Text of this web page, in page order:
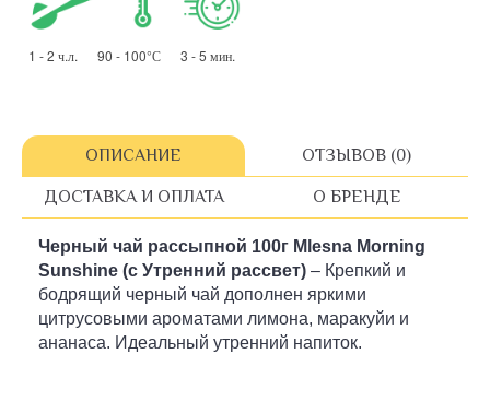
1 - 2 ч.л. 90 - 100°С 3 - 5 мин.
ОПИСАНИЕ ОТЗЫВОВ (0)
ДОСТАВКА И ОПЛАТА О БРЕНДЕ
Черный чай рассыпной 100г Mlesna Morning
Sunshine (с Утренний рассвет) – Крепкий и
бодрящий черный чай дополнен яркими
цитрусовыми ароматами лимона, маракуйи и
ананаса. Идеальный утренний напиток.